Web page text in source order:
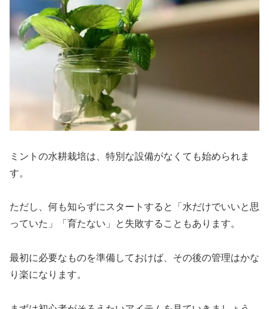
ミントの水耕栽培は、特別な設備がなくても始められま
す。
ただし、何も知らずにスタートすると「水だけでいいと思
っていた」「育たない」と失敗することもあります。
最初に必要なものを準備しておけば、その後の管理はかな
り楽になります。